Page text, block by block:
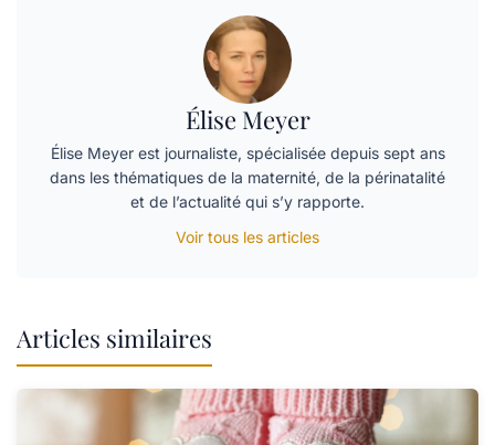
Élise Meyer
Élise Meyer est journaliste, spécialisée depuis sept ans
dans les thématiques de la maternité, de la périnatalité
et de l’actualité qui s’y rapporte.
Voir tous les articles
Articles similaires